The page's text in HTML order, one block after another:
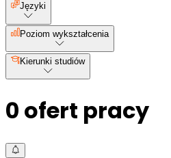
Języki
Poziom wykształcenia
Kierunki studiów
0 ofert pracy